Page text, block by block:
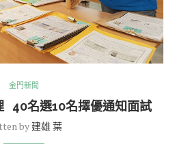
金門新聞
40名選10名擇優通知面試
by 建雄 葉